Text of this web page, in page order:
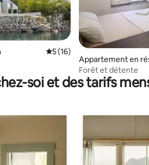
de 27 commentaires : 5 sur 5
Évaluation moyenne sur la
5 (16)
Appartement en
Trebinje
Forêt et détente
soi et des tarifs